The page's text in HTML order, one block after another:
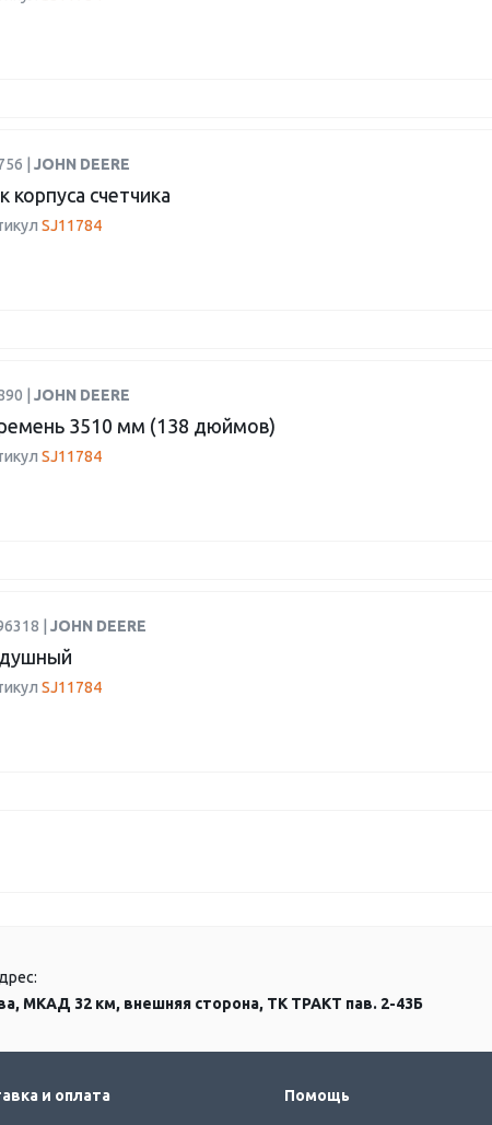
| JOHN DEERE
счетчика
SJ11784
| JOHN DEERE
3510 мм (138 дюймов)
SJ11784
| JOHN DEERE
SJ11784
МКАД 32 км, внешняя сторона, ТК ТРАКТ пав. 2-43Б
и оплата Помощь